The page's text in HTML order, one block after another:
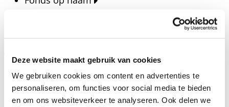
Deze website maakt gebruik van cookies
We gebruiken cookies om content en advertenties te
personaliseren, om functies voor social media te bieden
en om ons websiteverkeer te analyseren. Ook delen we
Blijf op de hoogte van het laatste nieuws, verhalen,
publicaties en ontwikkelingen rondom Kansfonds
en onze missie.